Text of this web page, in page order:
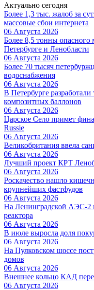
Актуально сегодня
Более 1,3 тыс. жалоб за
массовые сбои интернета
06 Августа 2026
Более 8,5 тонны опасного
Петербурге и Ленобласти
06 Августа 2026
Более 70 тысяч
водоснабжения
06 Августа 2026
В Петербурге
композитных баллонов
06 Августа 2026
Царское Село примет
Russie
06 Августа 2026
Великобритания ввела
06 Августа 2026
Лучший проект КРТ
06 Августа 2026
Роскачество нашло
крупнейших фастфудов
06 Августа 2026
На Ленинградской АЭС-2
реактора
06 Августа 2026
В июле выросла доля
06 Августа 2026
На Пулковском шоссе
домов
06 Августа 2026
Внешнее кольцо КАД
06 Августа 2026